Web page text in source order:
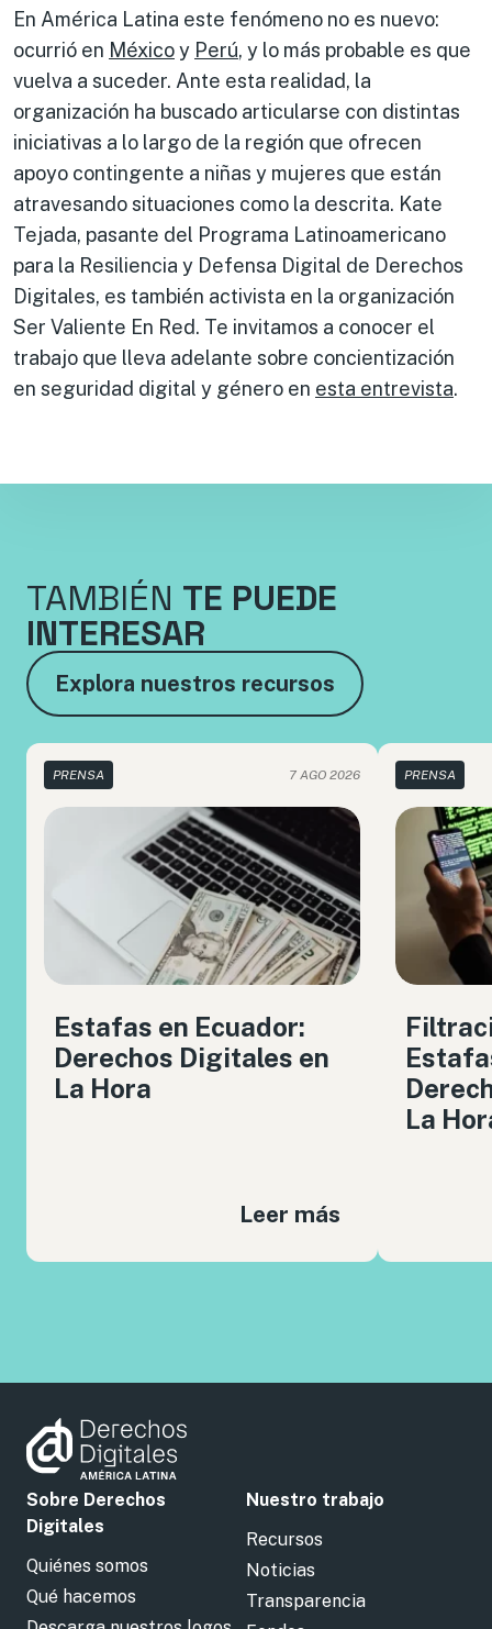
En América Latina este fenómeno no es nuevo:
ocurrió en Méxicoy Perú, y lo más probable es que
vuelva a suceder. Ante esta realidad, la
organización ha buscado articularse con distintas
iniciativas a lo largo de la región que ofrecen
apoyo contingente a niñas y mujeres que están
atravesando situaciones como la descrita. Kate
Tejada, pasante del Programa Latinoamericano
para la Resiliencia y Defensa Digital de Derechos
Digitales, es también activista en la organización
Ser Valiente En Red. Te invitamos a conocer el
trabajo que lleva adelante sobre concientización
en seguridad digital y género en esta entrevista.
TAMBIÉN TE PUEDE
INTERESAR
Explora nuestros recursos
PRENSA 7 AGO 2026
Estafas en Ecuador:
Derechos Digitales en
La Hora
Leer más
PRENSA
La
Sobre Derechos
Digitales
Quiénes somos
Qué hacemos
Nuestro trabajo
Recursos
Noticias
Transparencia